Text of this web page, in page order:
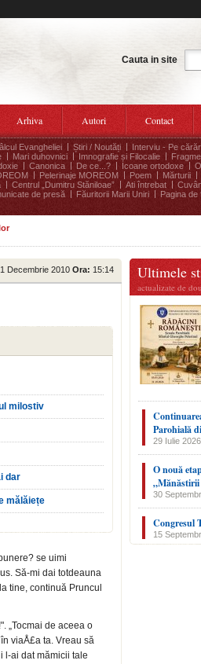
Cauta in site
Arhiva Autori Contact
Evangheliei Știri / Noutăți Interviu - Pe
Mari duhovnici Imnografie și Filocalie
Canonica De ce...? Icoane ortodoxe
Pelerinaje MOREOM Poem Mărturii
Centrul „Dumitru Stăniloae” Ati întrebat
de presă Făuritorii Marii Uniri Pagina de
1 Decembrie 2010 Ora: 15:14
milostiv
dar
mălăiețe
se uimi
Să-mi dai totdeauna
tine, continuă Pruncul
„Tocmai de aceea o
viaÅ£a ta. Vreau să
l-ai dat mămicii tale
Ultimele
actualizate de
Parohială
29 Iulie 2026
O nouă
30
Congresul
15